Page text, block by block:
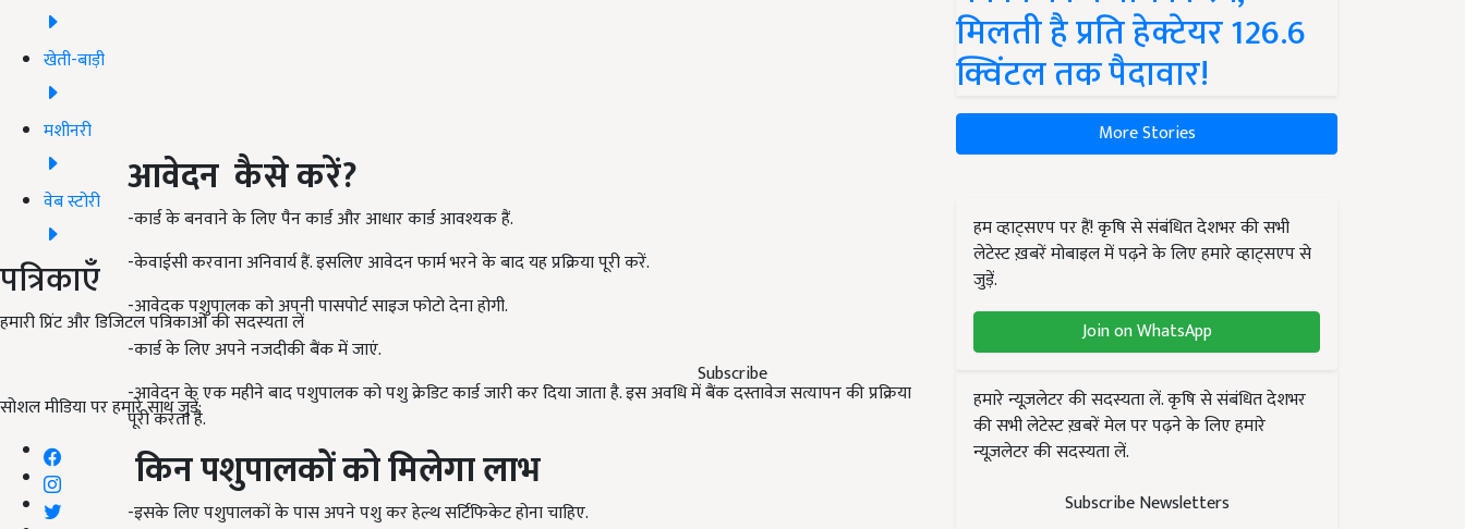
खेती-बाड़ी
मशीनरी
वेब स्टोरी
पत्रिकाएँ
हमारी प्रिंट और डिजिटल पत्रिकाओं की सदस्यता लें
Subscribe
सोशल मीडिया पर हमारे साथ जुड़ें:
आवेदन कैसेकरें?
-कार्ड के बनवाने के लिए पैन कार्ड और आधार कार्ड आवश्यक हैं.
-केवाईसी करवाना अनिवार्य हैं. इसलिए आवेदन फार्म भरने के बाद यह प्रक्रिया पूरी करें.
-आवेदक पशुपालक को अपनी पासपोर्ट साइज फोटो देना होगी.
-कार्ड के लिए अपने नजदीकी बैंक में जाएं.
-आवेदन के एक महीने बाद पशुपालक को पशु क्रेडिट कार्ड जारी कर दिया जाता है. इस अवधि में बैंक दस्तावेज सत्यापन की प्रक्रिया
पूरी करता है.
किनपशुपालकोंकोमिलेगालाभ
-इसके लिए पशुपालकों के पास अपने पशु कर हेल्थ सर्टिफिकेट होना चाहिए.
मिलती है प्रति हेक्टेयर 126.6
क्विंटल तक पैदावार!
More Stories
हम व्हाट्सएप पर हैं! कृषि से संबंधित देशभर की सभी
लेटेस्ट ख़बरें मोबाइल में पढ़ने के लिए हमारे व्हाट्सएप से
जुड़ें.
Join on WhatsApp
हमारे न्यूज़लेटर की सदस्यता लें. कृषि से संबंधित देशभर
की सभी लेटेस्ट ख़बरें मेल पर पढ़ने के लिए हमारे
न्यूज़लेटर की सदस्यता लें.
Subscribe Newsletters